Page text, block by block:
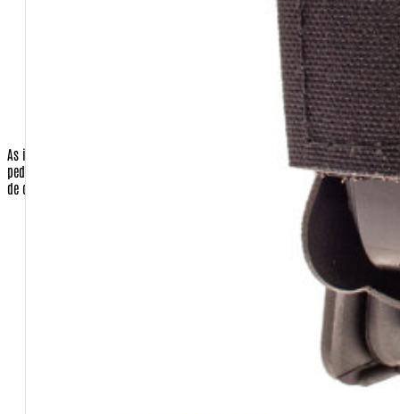
Número do Cartão de Crédito (apenas quando a opção de
Código de Segurança do Cartão de Crédito (apenas quando a
Validade do cartão (apenas quando a opção de pagamento
As informações do cartão de crédito são necessárias para o faturamento do
pedido, apenas quando o cliente for efetuar o pagamento com o seu cartão
de crédito.No caso de envio de sua compra para terceiros:
Nome completo da pessoa que receberá a encomenda.